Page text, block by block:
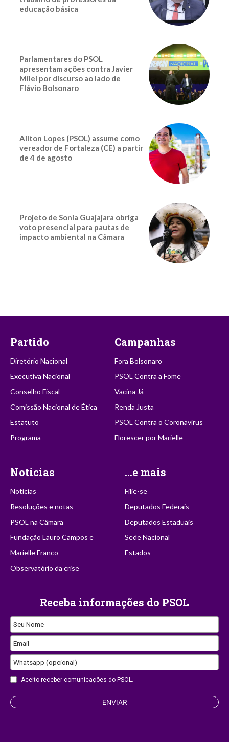
educação básica
Parlamentares do PSOL
apresentam ações contra Javier
Milei por discurso ao lado de
Flávio Bolsonaro
Ailton Lopes (PSOL) assume como
vereador de Fortaleza (CE) a partir
de 4 de agosto
Projeto de Sonia Guajajara obriga
voto presencial para pautas de
impacto ambiental na Câmara
Partido
Diretório Nacional
Executiva Nacional
Conselho Fiscal
Comissão Nacional de Ética
Estatuto
Programa
Campanhas
Fora Bolsonaro
PSOL Contra a Fome
Vacina Já
Renda Justa
PSOL Contra o Coronavírus
Florescer por Marielle
Notícias
Notícias
Resoluções e notas
PSOL na Câmara
Fundação Lauro Campos e
Marielle Franco
Observatório da crise
...e mais
Filie-se
Deputados Federais
Deputados Estaduais
Sede Nacional
Estados
Receba informações do PSOL
Seu Nome
Email
Whatsapp (opcional)
Company
Aceito receber comunicações do PSOL.
ENVIAR